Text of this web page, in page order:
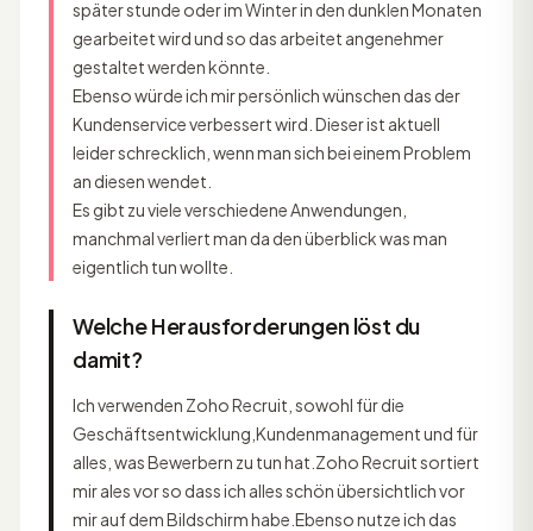
später stunde oder im Winter in den dunklen Monaten
gearbeitet wird und so das arbeitet angenehmer
gestaltet werden könnte.
Ebenso würde ich mir persönlich wünschen das der
Kundenservice verbessert wird. Dieser ist aktuell
leider schrecklich, wenn man sich bei einem Problem
an diesen wendet.
Es gibt zu viele verschiedene Anwendungen,
manchmal verliert man da den überblick was man
eigentlich tun wollte.
Welche Herausforderungen löst du
damit?
Ich verwenden Zoho Recruit, sowohl für die
Geschäftsentwicklung,Kundenmanagement und für
alles, was Bewerbern zu tun hat.Zoho Recruit sortiert
mir ales vor so dass ich alles schön übersichtlich vor
mir auf dem Bildschirm habe.Ebenso nutze ich das